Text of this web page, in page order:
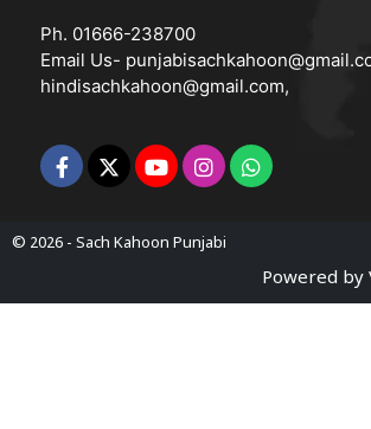
Ph. 01666-238700
Email Us-
hindisachkahoon@gmail.com,
© 2026 - Sach Kahoon Punjabi
Powered by